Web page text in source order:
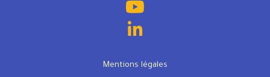
Mentions légales